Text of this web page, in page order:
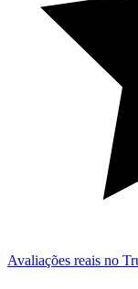
Avaliações reais no